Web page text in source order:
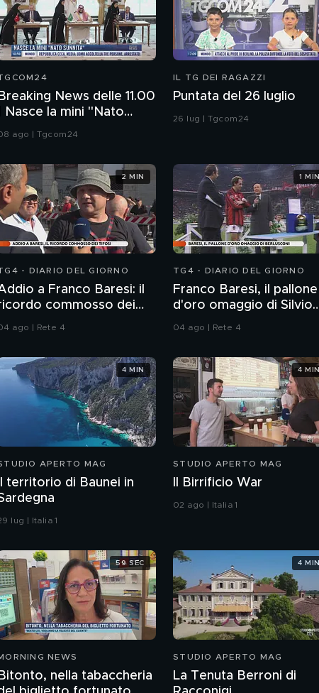
Breaking News delle 11.00
| Nasce la mini "Nato
sunnita"
ago | Tgcom24
IL TG DEI RAGAZZI
Puntata del 26 luglio
26 lug | Tgcom24
- DIARIO DEL GIORNO
a Franco Baresi: il
commosso dei
ago | Rete 4
2 MIN
TG4 - DIARIO DEL GIORNO
Franco Baresi, il pallone
d'oro omaggio di Silvio
Berlusconi
04 ago | Rete 4
1 MIN
APERTO MAG
Il territorio di Baunei in
lug | Italia 1
4 MIN
STUDIO APERTO MAG
Il Birrificio War
02 ago | Italia 1
4 MIN
NEWS
Bitonto, nella tabaccheria
59 SEC
STUDIO APERTO MAG
La Tenuta Berroni di
4 MIN